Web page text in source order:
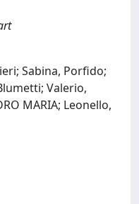
Sabina, Porfido;
Valerio,
MARIA; Leonello,